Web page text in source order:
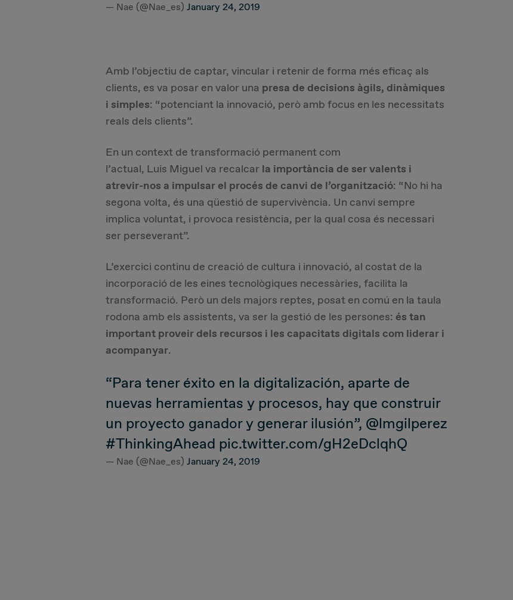
— Nae (@Nae_es)January 24, 2019
Amb l’objectiu de captar, vincular i retenir de forma més eficaç als
clients, es va posar en valor una presa de decisions àgils, dinàmiques
i simples: “potenciant la innovació, però amb focus en les necessitats
reals dels clients”.
En un context de transformació permanent com
l’actual, Luis Miguel va recalcar la importància de ser valents i
atrevir-nos a impulsar el procés de canvi de l’organització: “No hi ha
segona volta, és una qüestió de supervivència. Un canvi sempre
implica voluntat, i provoca resistència, per la qual cosa és necessari
ser perseverant”.
L’exercici continu de creació de cultura i innovació, al costat de la
incorporació de les eines tecnològiques necessàries, facilita la
transformació. Però un dels majors reptes, posat en comú en la taula
rodona amb els assistents, va ser la gestió de les persones: és tan
important proveir dels recursos i les capacitats digitals com liderar i
acompanyar.
“Para tener éxito en la digitalización, aparte de
nuevas herramientas y procesos, hay que construir
un proyecto ganador y generar ilusión”, @lmgilperez
#ThinkingAhead pic.twitter.com/gH2eDclqhQ
— Nae (@Nae_es)January 24, 2019